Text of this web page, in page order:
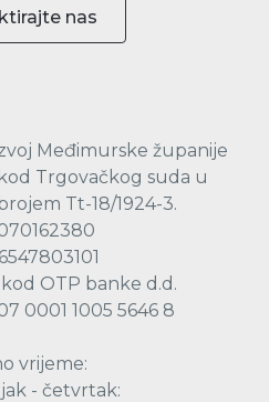
nas
Međimurske županije
Trgovačkog suda u
Tt-18/1924-3.
OTP banke d.d.
0001 1005 5646 8
vrijeme:
- četvrtak: